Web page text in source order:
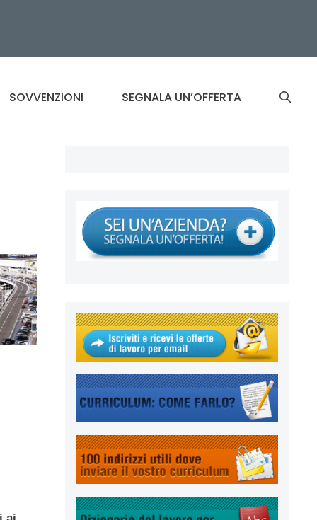
SOVVENZIONI SEGNALA UN’OFFERTA